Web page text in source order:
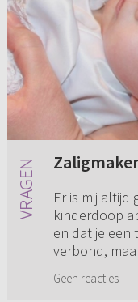
Er is mij altijd
kinderdoop
en dat je een
verbond,
Geen reacties